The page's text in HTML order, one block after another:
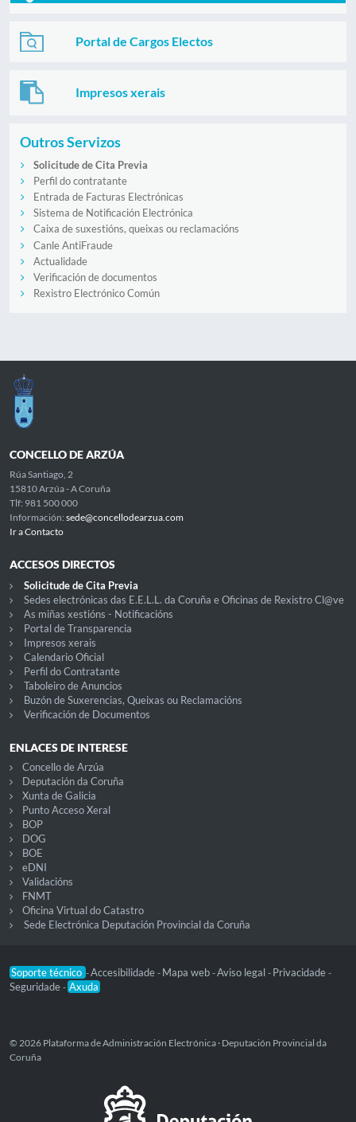
Portal de Cargos Electos
Impresos xerais
Outros Servizos
Solicitude de Cita Previa
Perfil do contratante
Entrada de Facturas Electrónicas
Sistema de Notificación Electrónica
Caixa de suxestións, queixas ou reclamacións
Canle AntiFraude
Actualidade
Verificación de documentos
Rexistro Electrónico Común
CONCELLO DE ARZÚA
Rúa Santiago, 2
15810 Arzúa - A Coruña
Tlf: 981 500 000
Información: sede@concellodearzua.com
Ir a Contacto
ACCESOS DIRECTOS
Solicitude de Cita Previa
Sedes electrónicas das E.E.L.L. da Coruña e Oficinas de Rexistro Cl@ve
As miñas xestións - Notificacións
Portal de Transparencia
Impresos xerais
Calendario Oficial
Perfil do Contratante
Taboleiro de Anuncios
Buzón de Suxerencias, Queixas ou Reclamacións
Verificación de Documentos
ENLACES DE INTERESE
Concello de Arzúa
Deputación da Coruña
Xunta de Galicia
Punto Acceso Xeral
BOP
DOG
BOE
eDNI
Validacións
FNMT
Oficina Virtual do Catastro
Sede Electrónica Deputación Provincial da Coruña
Soporte técnico -Accesibilidade - Mapa web -Aviso legal - Privacidade -
Seguridade - Axuda
© 2026 Plataforma de Administración Electrónica · Deputación Provincial da
Coruña